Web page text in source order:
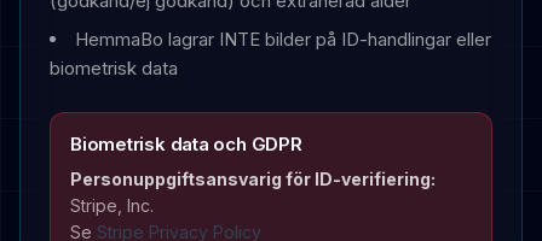
HemmaBo lagrar INTE bilder på ID-handlingar eller
biometrisk data
Biometrisk data och GDPR
Personuppgiftsansvarig för ID-verifiering:
Stripe, Inc.
Se Stripe Privacy Policy